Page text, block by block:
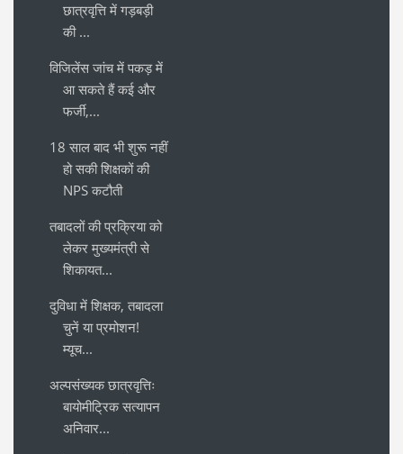
छात्रवृत्ति में गड़बड़ी
की ...
विजिलेंस जांच में पकड़ में
आ सकते हैं कई और
फर्जी,...
18 साल बाद भी शुरू नहीं
हो सकी शिक्षकों की
NPS कटौती
तबादलों की प्रक्रिया को
लेकर मुख्यमंत्री से
शिकायत...
दुविधा में शिक्षक, तबादला
चुनें या प्रमोशन!
म्यूच...
अल्पसंख्यक छात्रवृत्तिः
बायोमीट्रिक सत्यापन
अनिवार...